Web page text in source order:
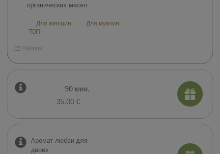
органических масел.
Для женщин
Для мужчин
ТОП
Dalintis
90 мин.
35.00 €
Аромат любви для
двоих